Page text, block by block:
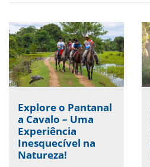
Explore o Pantanal
a Cavalo – Uma
Experiência
Inesquecível na
Natureza!